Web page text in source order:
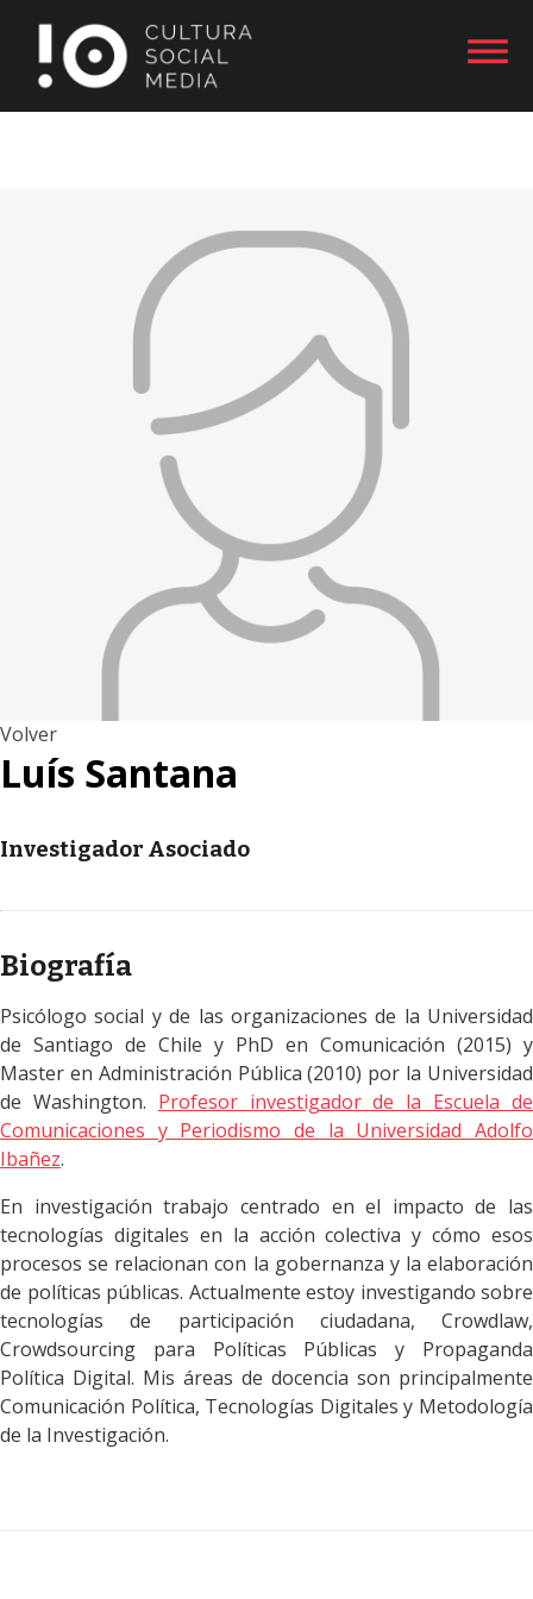
Volver
Luís Santana
Investigador Asociado
Biografía
Psicólogo social y de las organizaciones de la Universidad
de Santiago de Chile y PhD en Comunicación (2015) y
Master en Administración Pública (2010) por la Universidad
de Washington. Profesor investigador de la Escuela de
Comunicaciones y Periodismo de la Universidad Adolfo
Ibañez.
En investigación trabajo centrado en el impacto de las
tecnologías digitales en la acción colectiva y cómo esos
procesos se relacionan con la gobernanza y la elaboración
de políticas públicas. Actualmente estoy investigando sobre
tecnologías de participación ciudadana, Crowdlaw,
Crowdsourcing para Políticas Públicas y Propaganda
Política Digital. Mis áreas de docencia son principalmente
Comunicación Política, Tecnologías Digitales y Metodología
de la Investigación.